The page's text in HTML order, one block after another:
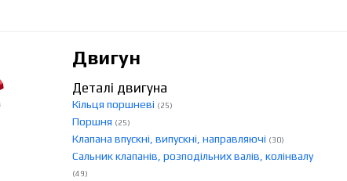
Двигун
Деталі двигуна
Кільця поршневі (25)
Поршня (25)
Клапана впускні, випускні, направляючі (30)
Сальник клапанів, розподільних валів, колінвалу
(49)